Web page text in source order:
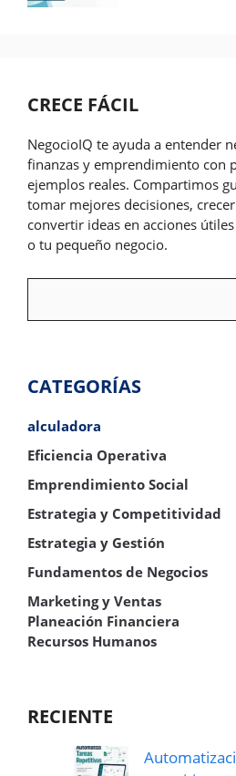
CRECE FÁCIL
NegocioIQ te ayuda a entender
finanzas y emprendimiento con
ejemplos reales. Compartimos
tomar mejores decisiones,
convertir ideas en acciones
o tu pequeño negocio.
CATEGORÍAS
alculadora
Eficiencia Operativa
Emprendimiento Social
Estrategia y Competitividad
Estrategia y Gestión
Fundamentos de Negocios
Marketing y Ventas
Planeación Financiera
Recursos Humanos
RECIENTE